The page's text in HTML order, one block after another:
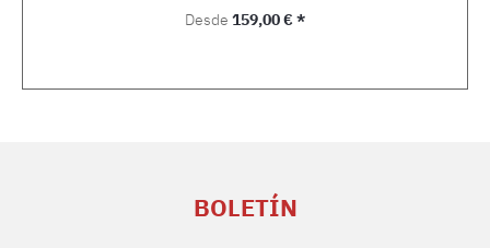
Precio normal:
Desde 159,00 € *
BOLETÍN